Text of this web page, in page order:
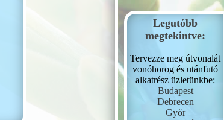
Legutóbb
megtekintve:
Tervezze meg útvonalát
vonóhorog és utánfutó
alkatrész üzletünkbe:
Budapest
Debrecen
Győr